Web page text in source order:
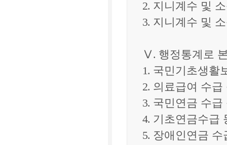
2. 지니계수 및
3. 지니계수 및
Ⅴ. 행정통계로
1. 국민기초생활
2. 의료급여 수급
3. 국민연금 수급
4. 기초연금수급
5. 장애인연금 수